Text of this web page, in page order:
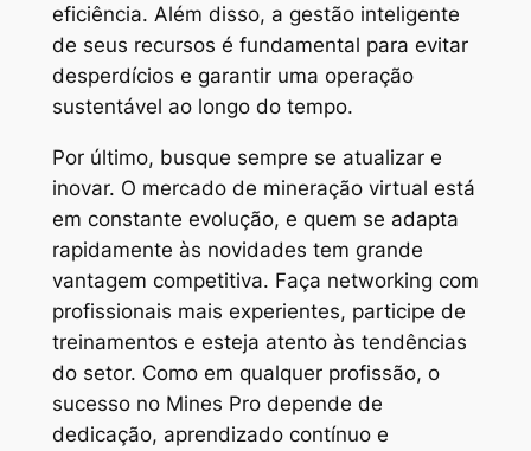
eficiência. Além disso, a gestão inteligente
de seus recursos é fundamental para evitar
desperdícios e garantir uma operação
sustentável ao longo do tempo.
Por último, busque sempre se atualizar e
inovar. O mercado de mineração virtual está
em constante evolução, e quem se adapta
rapidamente às novidades tem grande
vantagem competitiva. Faça networking com
profissionais mais experientes, participe de
treinamentos e esteja atento às tendências
do setor. Como em qualquer profissão, o
sucesso no Mines Pro depende de
dedicação, aprendizado contínuo e